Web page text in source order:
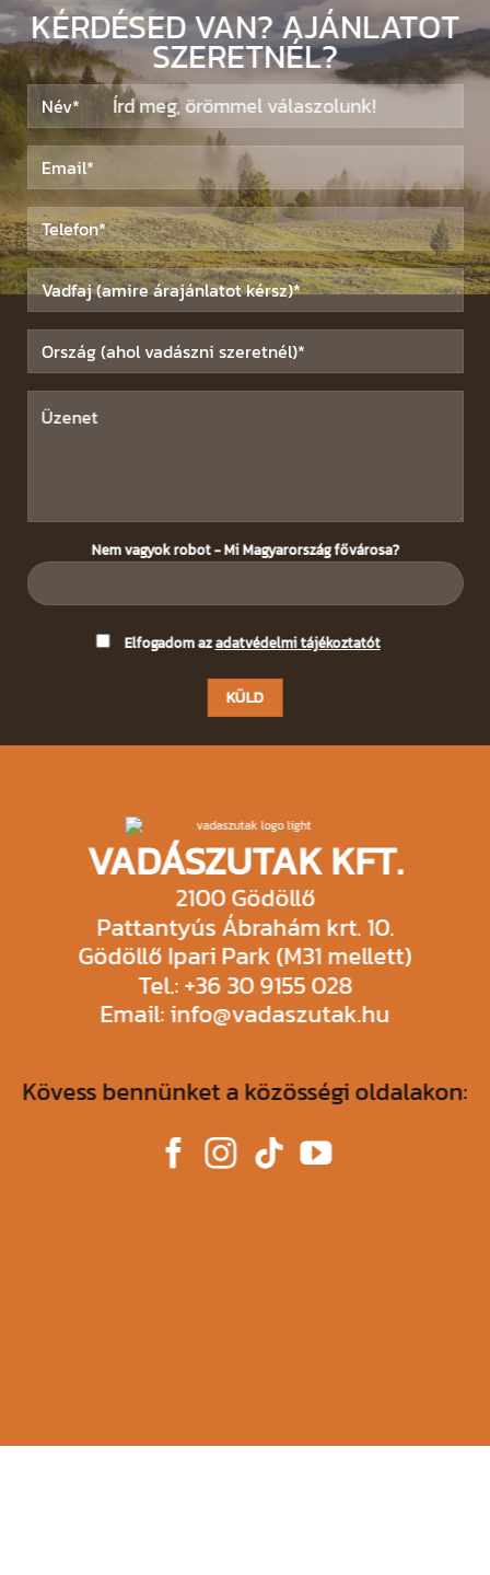
KÉRDÉSED VAN? AJÁNLATOT
SZERETNÉL?
Írd meg, örömmel válaszolunk!
Nem vagyok robot - Mi Magyarország fővárosa?
Elfogadom azadatvédelmi tájékoztatót
VADÁSZUTAK KFT.
2100 Gödöllő
Pattantyús Ábrahám krt. 10.
Gödöllő Ipari Park (M31 mellett)
Tel.: +36 30 9155 028
Email: info@vadaszutak.hu
Kövess bennünket a közösségi oldalakon: